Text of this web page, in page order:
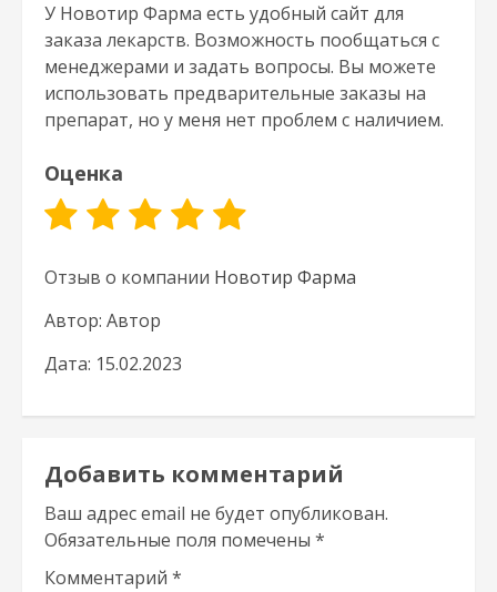
У Новотир Фарма есть удобный сайт для
заказа лекарств. Возможность пообщаться с
менеджерами и задать вопросы. Вы можете
использовать предварительные заказы на
препарат, но у меня нет проблем с наличием.
Оценка
Отзыв о компании Новотир Фарма
Автор: Автор
Дата: 15.02.2023
Добавить комментарий
Ваш адрес email не будет опубликован.
Обязательные поля помечены *
Комментарий *